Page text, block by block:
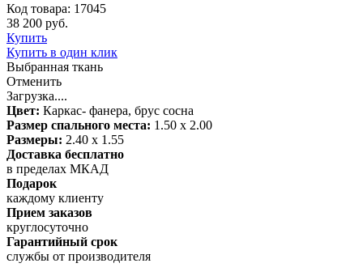
Код товара: 17045
38 200 руб.
Купить
Купить в один клик
Выбранная ткань
Отменить
Загрузка....
Цвет: Каркас- фанера, брус сосна
Размер спального места: 1.50 х 2.00
Размеры: 2.40 х 1.55
Доставка бесплатно
в пределах МКАД
Подарок
каждому клиенту
Прием заказов
круглосуточно
Гарантийный срок
службы от производителя